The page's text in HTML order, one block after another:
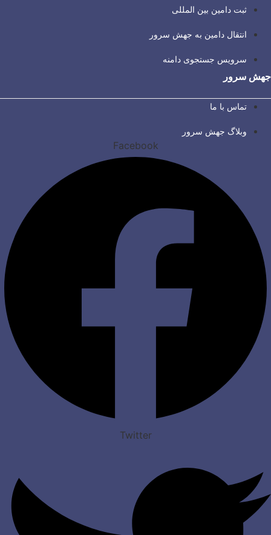
ثبت دامین بین المللی
انتقال دامین به جهش سرور
سرویس جستجوی دامنه
جهش سرور
تماس با ما
وبلاگ جهش سرور
Facebook
Twitter